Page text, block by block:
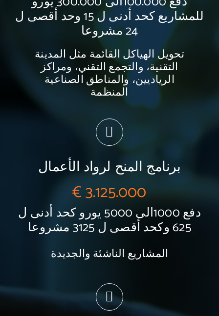
للمشاريع كحد أدنى ل 15 وحد أقصى ل
24 مشروعا
تحويل الهياكل القائمة مثل المدينة
التقنية، والتجمع التقني، ومراكز
الرياديين، والمناطق الصناعية
المنظمة
برنامج المنح لرواد الأعمال
3.125.000 €
دفع 1000الى 5000 يورو كحد أدنى ل
625 وكحد أقصى ل 3125 مشروعا
المشاريع الناشئة والجديدة